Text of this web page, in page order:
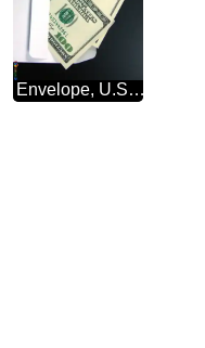
Envelope, U.S. rotation dollars